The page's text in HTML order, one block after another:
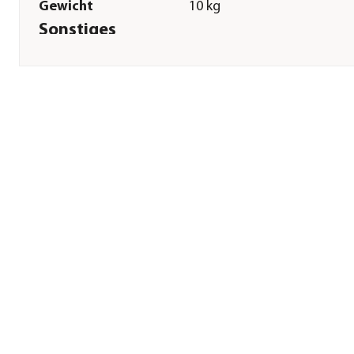
Gewicht
10 kg
Sonstiges